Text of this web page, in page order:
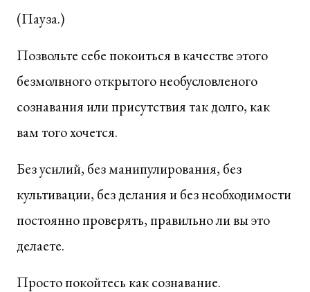
(Пауза.)
Позвольте себе покоиться в качестве этого
безмолвного открытого необусловленого
сознавания или присутствия так долго, как
вам того хочется.
Без усилий, без манипулирования, без
культивации, без делания и без необходимости
постоянно проверять, правильно ли вы это
делаете.
Просто покойтесь как сознавание.